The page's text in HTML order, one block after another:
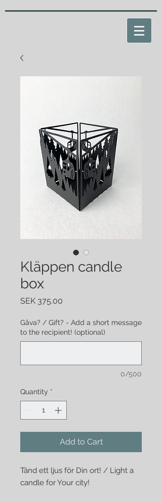
Kläppen candle
box
SEK 375.00
Gåva? / Gift? - Add a short message
to the recipient! (optional)
0/500
Quantity *
Add to Cart
Tänd ett ljus för Din ort! / Light a
candle for Your city!